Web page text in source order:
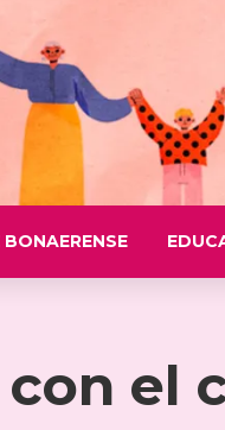
el